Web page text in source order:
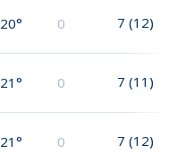
20° 0 7 (12)
21° 0 7 (11)
21° 0 7 (12)